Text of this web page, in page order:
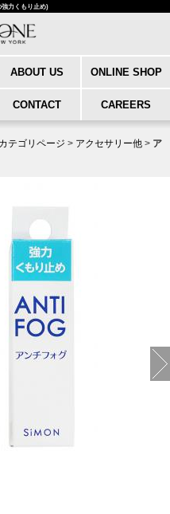
力くもり止め)
ABOUT US ONLINE SHOP
CONTACT CAREERS
テゴリページ > アクセサリー他 > ア